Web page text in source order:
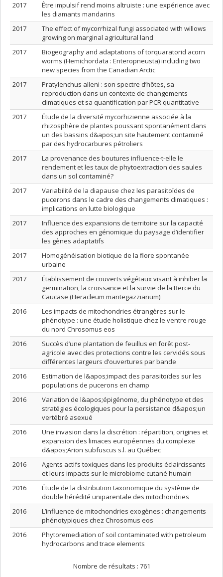
2017
Être impulsif rend moins altruiste : une expérience avec
les diamants mandarins
2017
The effect of mycorrhizal fungi associated with willows
growing on marginal agricultural land
2017
Biogeography and adaptations of torquaratorid acorn
worms (Hemichordata : Enteropneusta) including two
new species from the Canadian Arctic
2017
Pratylenchus alleni : son spectre d’hôtes, sa
reproduction dans un contexte de changements
climatiques et sa quantification par PCR quantitative
2017
Étude de la diversité mycorhizienne associée à la
rhizosphère de plantes poussant spontanément dans
un des bassins d&apos;un site hautement contaminé
par des hydrocarbures pétroliers
2017
La provenance des boutures influence-t-elle le
rendement et les taux de phytoextraction des saules
dans un sol contaminé?
2017
Variabilité de la diapause chez les parasitoïdes de
pucerons dans le cadre des changements climatiques :
implications en lutte biologique
2017
Influence des expansions de territoire sur la capacité
des approches en génomique du paysage d’identifier
les gènes adaptatifs
2017
Homogénéisation biotique de la flore spontanée
urbaine
2017
Établissement de couverts végétaux visant à inhiber la
germination, la croissance et la survie de la Berce du
Caucase (Heracleum mantegazzianum)
2016
Les impacts de mitochondries étrangères sur le
phénotype : une étude holistique chez le ventre rouge
du nord Chrosomus eos
2016
Succès d’une plantation de feuillus en forêt post-
agricole avec des protections contre les cervidés sous
différentes largeurs d’ouvertures par bande
2016
Estimation de l&apos;impact des parasitoïdes sur les
populations de pucerons en champ
2016
Variation de l&apos;épigénome, du phénotype et des
stratégies écologiques pour la persistance d&apos;un
vertébré asexué
2016
Une invasion dans la discrétion : répartition, origines et
expansion des limaces européennes du complexe
d&apos;Arion subfuscus s.l. au Québec
2016
Agents actifs toxiques dans les produits éclaircissants
et leurs impacts sur le microbiome cutané humain
2016
Étude de la distribution taxonomique du système de
double hérédité uniparentale des mitochondries
2016
L’influence de mitochondries exogènes : changements
phénotypiques chez Chrosomus eos
2016
Phytoremediation of soil contaminated with petroleum
hydrocarbons and trace elements
Nombre de résultats : 761